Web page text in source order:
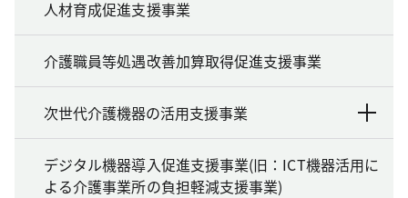
人材育成促進支援事業
介護職員等処遇改善加算取得促進支援事業
次世代介護機器の活用支援事業
デジタル機器導入促進支援事業(旧：ICT機器活用に
よる介護事業所の負担軽減支援事業)